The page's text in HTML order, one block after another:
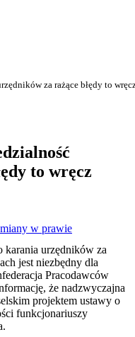
za rażące błędy to
to wręcz
w prawie
karania urzędników za
jest niezbędny dla
Pracodawców
że nadzwyczajna
projektem ustawy o
funkcjonariuszy